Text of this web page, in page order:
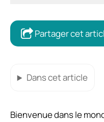
Partager cet
Dans cet article
Bienvenue dans le